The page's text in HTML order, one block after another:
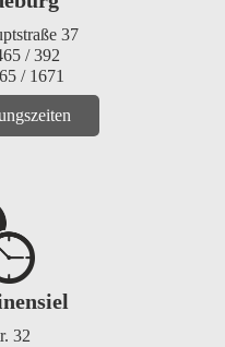
37
/ 392
/ 1671
32